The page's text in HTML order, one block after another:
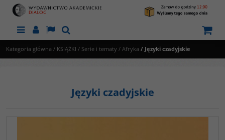
MenuPanelLangSzukaj
Kategoria główna / KSIĄŻKI / Serie i tematy / Afryka / Języki czadyjskie
Języki czadyjskie